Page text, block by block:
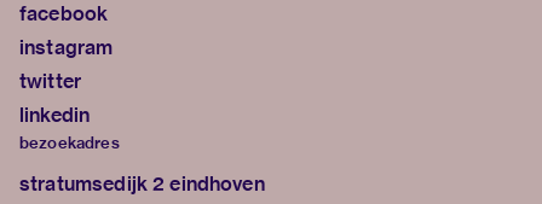
facebook
instagram
twitter
linkedin
bezoekadres
stratumsedijk 2 eindhoven